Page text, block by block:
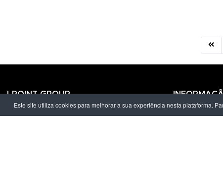
LPOINT GROUP
Este site utiliza cookies para melhorar a sua experiência nesta plataforma.